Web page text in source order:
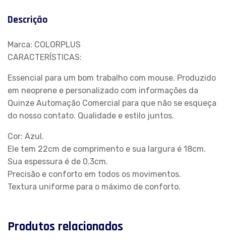
Descrição
Marca: COLORPLUS
CARACTERÍSTICAS:
Essencial para um bom trabalho com mouse. Produzido
em neoprene e personalizado com informações da
Quinze Automação Comercial para que não se esqueça
do nosso contato. Qualidade e estilo juntos.
Cor: Azul.
Ele tem 22cm de comprimento e sua largura é 18cm.
Sua espessura é de 0.3cm.
Precisão e conforto em todos os movimentos.
Textura uniforme para o máximo de conforto.
Produtos relacionados